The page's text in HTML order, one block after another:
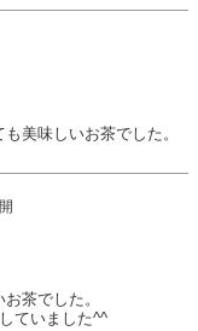
美味しいお茶でした。
茶でした。
ていました^^